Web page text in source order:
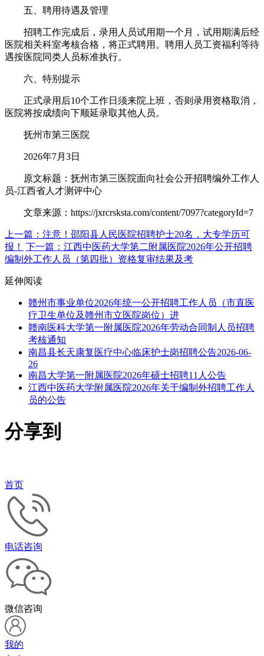
五、聘用待遇及管理
招聘工作完成后，录用人员试用期一个月，试用期满后经
医院相关科室考核合格，将正式聘用。聘用人员工资福利等待
遇按医院同类人员标准执行。
六、特别提示
正式录用后10个工作日须来院上班，否则录用资格取消，
医院将按成绩向下顺延录取其他人员。
抚州市第三医院
2026年7月3日
原文标题：抚州市第三医院面向社会公开招聘编外工作人
员-江西省人才测评中心
文章来源：https://jxrcrsksta.com/content/7097?categoryId=7
上一篇：注意！邵阳县人民医院招聘护士20名，大专学历可
报！
下一篇：江西中医药大学第二附属医院2026年公开招聘
编制外工作人员（第四批）资格复审结果及考
延伸阅读
赣州市事业单位2026年统一公开招聘工作人员（市直医
疗卫生单位及赣州市立医院岗位）进
赣南医科大学第一附属医院2026年劳动合同制人员招聘
考核通知
南昌县长天康复医疗中心临床护士岗招聘公告2026-06-
26
南昌大学第一附属医院2026年硕士招聘11人公告
江西中医药大学附属医院2026年关于编制外招聘工作人
员的公告
分享到
首页
电话咨询
微信咨询
我的